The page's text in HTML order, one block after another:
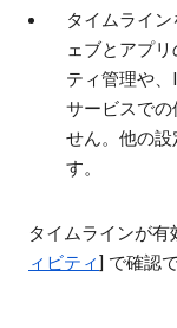
タイムライ
ェブとアプ
ティ管理や
サービスで
せん。他の
す。
タイムラインが
ィビティ] で確認